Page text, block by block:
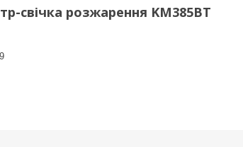
свічка розжарення KM385BT